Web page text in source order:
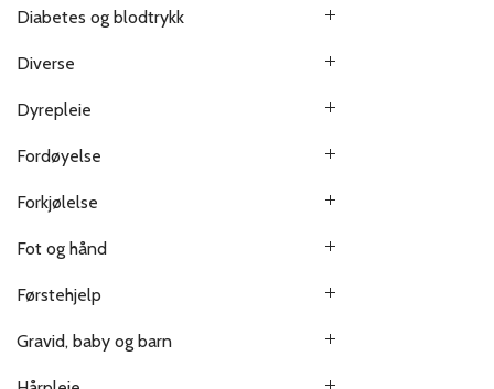
Diabetes og blodtrykk
Diverse
Dyrepleie
Fordøyelse
Forkjølelse
Fot og hånd
Førstehjelp
Gravid, baby og barn